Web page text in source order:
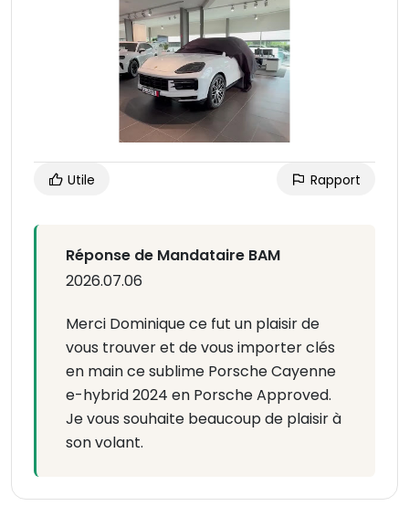
Utile Rapport
Réponse de Mandataire BAM
2026.07.06
Merci Dominique ce fut un plaisir de
vous trouver et de vous importer clés
en main ce sublime Porsche Cayenne
e-hybrid 2024 en Porsche Approved.
Je vous souhaite beaucoup de plaisir à
son volant.